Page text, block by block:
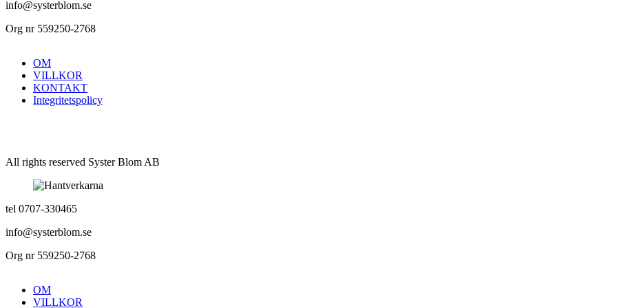
info@systerblom.se
Org nr 559250-2768
OM
VILLKOR
KONTAKT
Integritetspolicy
All rights reserved Syster Blom AB
tel 0707-330465
info@systerblom.se
Org nr 559250-2768
OM
VILLKOR